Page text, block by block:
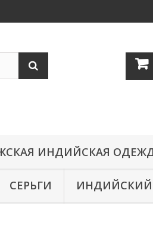
ИНДИЙСКАЯ
СЕРЬГИ